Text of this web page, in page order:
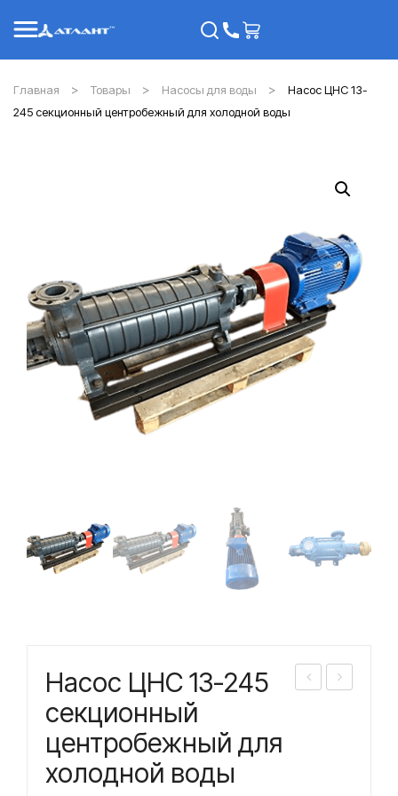
Главная Товары Насосы для воды
Насос ЦНС 13-
245 секционный центробежный для холодной воды
Насос ЦНС 13-245
секционный
центробежный для
холодной воды